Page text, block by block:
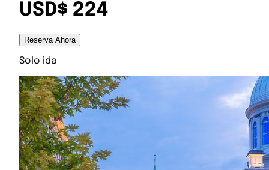
USD$ 224
Reserva Ahora
Solo ida